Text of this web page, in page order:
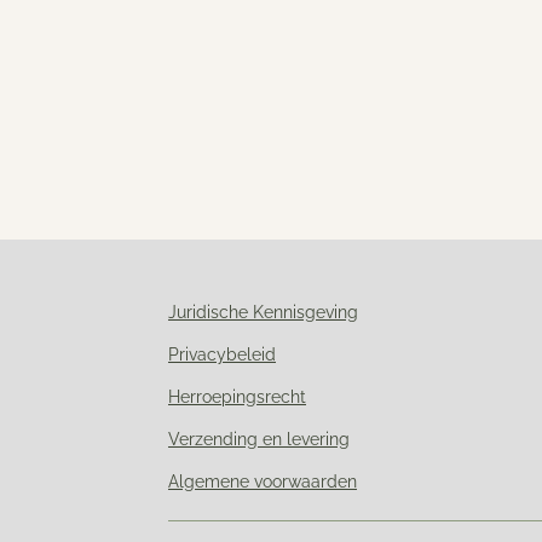
Juridische Kennisgeving
Privacybeleid
Herroepingsrecht
Verzending en levering
Algemene voorwaarden